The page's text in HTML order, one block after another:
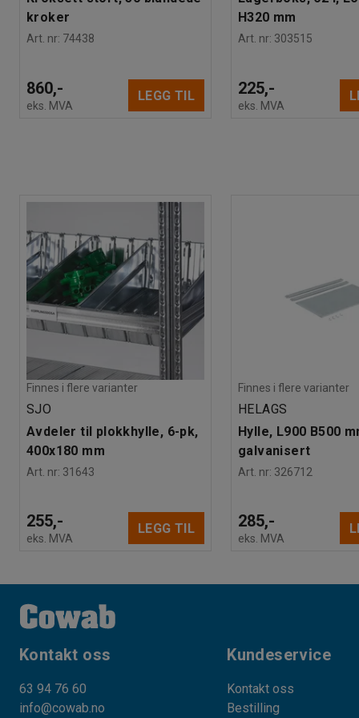
kroker
Art. nr: 74438
860,-
eks. MVA
LEGG TIL
H320 mm
Art. nr: 303515
225,-
eks. MVA
Finnes i flere varianter
SJO
Avdeler til plokkhylle, 6-pk,
400x180 mm
Art. nr: 31643
255,-
eks. MVA
LEGG TIL
Finnes i flere varianter
HELAGS
Hylle, L900 B500
galvanisert
Art. nr: 326712
285,-
eks. MVA
Kontakt oss
63 94 76 60
info@cowab.no
Kundeservice
Kontakt oss
Bestilling